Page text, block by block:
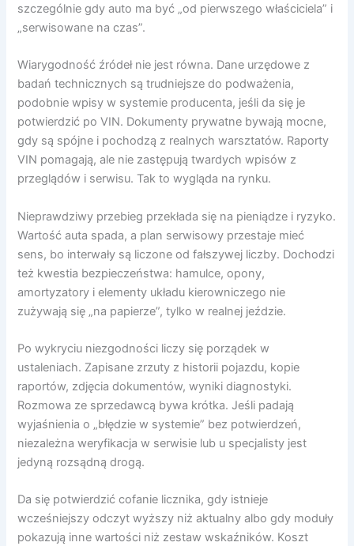
szczególnie gdy auto ma być „od pierwszego właściciela” i
„serwisowane na czas”.
Wiarygodność źródeł nie jest równa. Dane urzędowe z
badań technicznych są trudniejsze do podważenia,
podobnie wpisy w systemie producenta, jeśli da się je
potwierdzić po VIN. Dokumenty prywatne bywają mocne,
gdy są spójne i pochodzą z realnych warsztatów. Raporty
VIN pomagają, ale nie zastępują twardych wpisów z
przeglądów i serwisu. Tak to wygląda na rynku.
Nieprawdziwy przebieg przekłada się na pieniądze i ryzyko.
Wartość auta spada, a plan serwisowy przestaje mieć
sens, bo interwały są liczone od fałszywej liczby. Dochodzi
też kwestia bezpieczeństwa: hamulce, opony,
amortyzatory i elementy układu kierowniczego nie
zużywają się „na papierze”, tylko w realnej jeździe.
Po wykryciu niezgodności liczy się porządek w
ustaleniach. Zapisane zrzuty z historii pojazdu, kopie
raportów, zdjęcia dokumentów, wyniki diagnostyki.
Rozmowa ze sprzedawcą bywa krótka. Jeśli padają
wyjaśnienia o „błędzie w systemie” bez potwierdzeń,
niezależna weryfikacja w serwisie lub u specjalisty jest
jedyną rozsądną drogą.
Da się potwierdzić cofanie licznika, gdy istnieje
wcześniejszy odczyt wyższy niż aktualny albo gdy moduły
pokazują inne wartości niż zestaw wskaźników. Koszt